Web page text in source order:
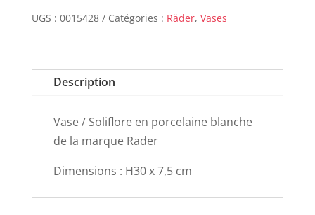
UGS : 0015428 Catégories : Räder, Vases
Description
Vase / Soliflore en porcelaine blanche
de la marque Rader
Dimensions : H30 x 7,5 cm